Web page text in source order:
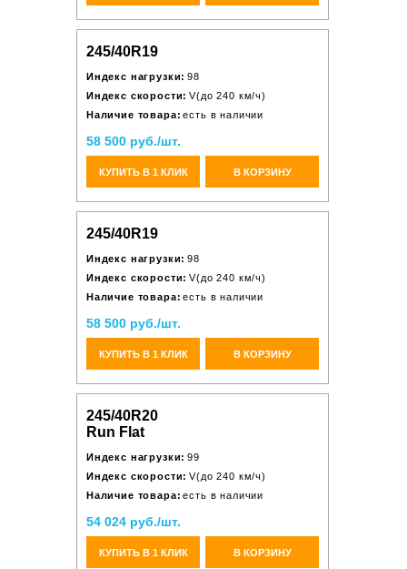
245/40R19
Индекс нагрузки: 98
Индекс скорости: V(до 240 км/ч)
Наличие товара: есть в наличии
58 500 руб./шт.
КУПИТЬ В 1 КЛИК В КОРЗИНУ
245/40R19
Индекс нагрузки: 98
Индекс скорости: V(до 240 км/ч)
Наличие товара: есть в наличии
58 500 руб./шт.
КУПИТЬ В 1 КЛИК В КОРЗИНУ
245/40R20
Run Flat
Индекс нагрузки: 99
Индекс скорости: V(до 240 км/ч)
Наличие товара: есть в наличии
54 024 руб./шт.
КУПИТЬ В 1 КЛИК В КОРЗИНУ